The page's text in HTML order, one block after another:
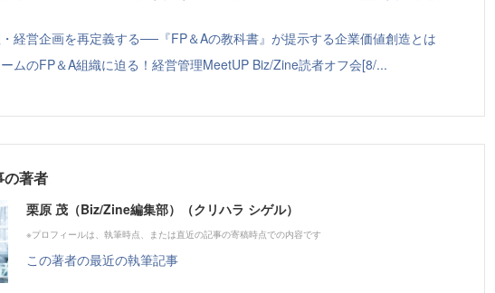
経営企画を再定義する──『FP＆Aの教科書』が提示する企業価値創造とは
ムのFP＆A組織に迫る！経営管理MeetUP Biz/Zine読者オフ会[8/...
の著者
栗原 茂（Biz/Zine編集部）（クリハラ シゲル）
※プロフィールは、執筆時点、または直近の記事の寄稿時点での内容です
この著者の最近の執筆記事